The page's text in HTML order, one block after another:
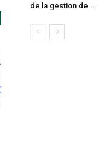
de la gestion de...